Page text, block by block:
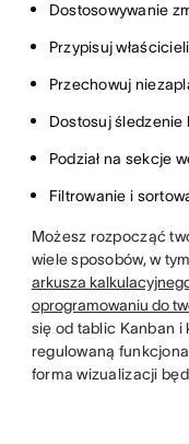
Dostosowywanie
Przypisuj
Przechowuj
Dostosuj śledzenie
Podział na sekcje
Filtrowanie i
Możesz rozpocząć
wiele sposobów, w
arkusza
oprogramowaniu do
się od tablic Kanban i
regulowaną
forma wizualizacji